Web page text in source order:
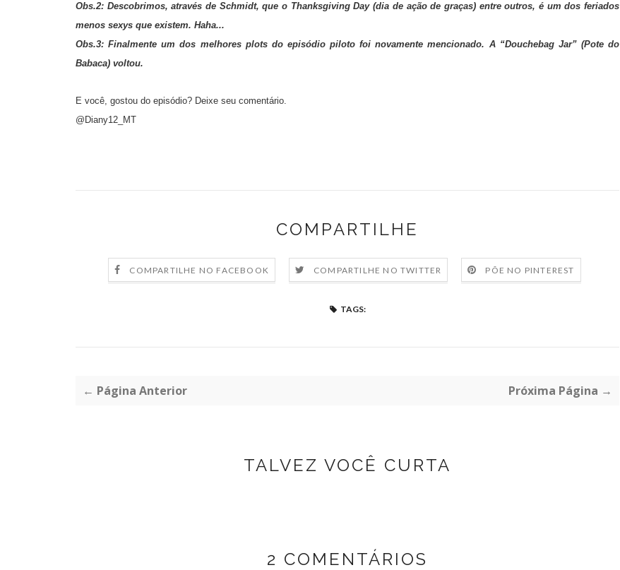
Obs.2: Descobrimos, através de Schmidt, que o Thanksgiving Day (dia de ação de graças) entre outros, é um dos feriados
menos sexys que existem. Haha...
Obs.3: Finalmente um dos melhores plots do episódio piloto foi novamente mencionado. A “Douchebag Jar” (Pote do
Babaca) voltou.
E você, gostou do episódio? Deixe seu comentário.
@Diany12_MT
COMPARTILHE
COMPARTILHE NO FACEBOOK COMPARTILHE NO TWITTER PÕE NO PINTEREST
TAGS:
← Página Anterior Próxima Página →
TALVEZ VOCÊ CURTA
2 COMENTÁRIOS